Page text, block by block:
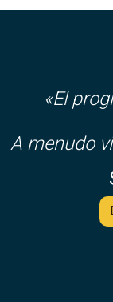
«El
A menudo